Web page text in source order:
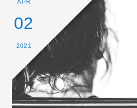
APR
02
2021